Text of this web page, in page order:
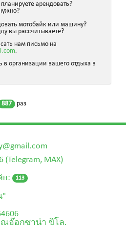
арендовать?
мотобайк или машину?
вы рассчитываете?
нам письмо на
.
организации вашего отдыха в
887 раз
(Telegram, MAX)
113
"
อ๊อกซาน่า ขิโล.